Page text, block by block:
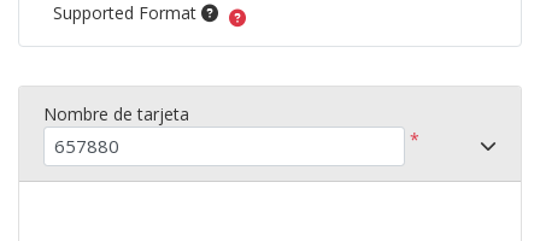
Supported Format
Nombre de tarjeta
*